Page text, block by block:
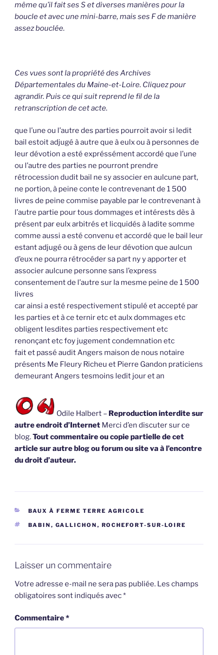
même qu’il fait ses S et diverses manières pour la
boucle et avec une mini-barre, mais ses F de manière
assez bouclée.
Ces vues sont la propriété des Archives
Départementales du Maine-et-Loire. Cliquez pour
agrandir. Puis ce qui suit reprend le fil de la
retranscription de cet acte.
que l’une ou l’autre des parties pourroit avoir si ledit
bail estoit adjugé à autre que à eulx ou à personnes de
leur dévotion a esté expréssément accordé que l’une
ou l’autre des parties ne pourront prendre
rétrocession dudit bail ne sy associer en aulcune part,
ne portion, à peine conte le contrevenant de 1 500
livres de peine commise payable par le contrevenant à
l’autre partie pour tous dommages et intérests dès à
présent par eulx arbitrés et licquidés à ladite somme
comme aussi a esté convenu et accordé que le bail leur
estant adjugé ou à gens de leur dévotion que aulcun
d’eux ne pourra rétrocéder sa part ny y apporter et
associer aulcune personne sans l’express
consentement de l’autre sur la mesme peine de 1 500
livres
car ainsi a esté respectivement stipulé et accepté par
les parties et à ce ternir etc et aulx dommages etc
obligent lesdites parties respectivement etc
renonçant etc foy jugement condemnation etc
fait et passé audit Angers maison de nous notaire
présents Me Fleury Richeu et Pierre Gandon praticiens
demeurant Angers tesmoins ledit jour et an
Odile Halbert – Reproduction interdite sur
autre endroit d’Internet Merci d’en discuter sur ce
blog.Tout commentaire ou copie partielle de cet
article sur autre blog ou forum ou site va à l’encontre
du droit d’auteur.
CATÉGORIES
BAUX À FERME TERRE AGRICOLE
ÉTIQUETTES
BABIN , GALLICHON , ROCHEFORT-SUR-LOIRE
Laisser un commentaire
Votre adresse e-mail ne sera pas publiée. Les champs
obligatoires sont indiqués avec*
Commentaire*